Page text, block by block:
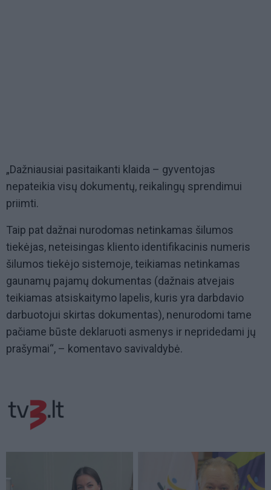
„Dažniausiai pasitaikanti klaida – gyventojas
nepateikia visų dokumentų, reikalingų sprendimui
priimti.
Taip pat dažnai nurodomas netinkamas šilumos
tiekėjas, neteisingas kliento identifikacinis numeris
šilumos tiekėjo sistemoje, teikiamas netinkamas
gaunamų pajamų dokumentas (dažnais atvejais
teikiamas atsiskaitymo lapelis, kuris yra darbdavio
darbuotojui skirtas dokumentas), nenurodomi tame
pačiame būste deklaruoti asmenys ir nepridedami jų
prašymai“, – komentavo savivaldybė.